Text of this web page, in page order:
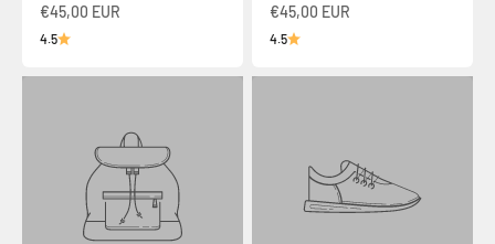
€45,00 EUR
4.5
€45,00 EUR
4.5